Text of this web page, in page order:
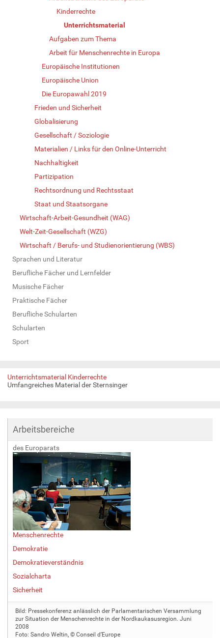
Kinderrechte
Unterrichtsmaterial
Aufgaben zum Thema
Arbeit für Menschenrechte in Europa
Europäische Institutionen
Europäische Union
Die Europawahl 2019
Frieden und Sicherheit
Globalisierung
Gesellschaft / Soziologie
Materialien / Links für den Online-Unterricht
Nachhaltigkeit
Partizipation
Rechtsordnung und Rechtsstaat
Staat und Staatsorgane
Wirtschaft-Arbeit-Gesundheit (WAG)
Welt-Zeit-Gesellschaft (WZG)
Wirtschaft / Berufs- und Studienorientierung (WBS)
Sprachen und Literatur
Berufliche Fächer und Lernfelder
Musische Fächer
Praktische Fächer
Berufliche Schularten
Schularten
Sport
Unterrichtsmaterial Kinderrechte
Umfangreiches Material der Sternsinger
Arbeitsbereiche
des Europarats
Menschenrechte
Demokratie
Demokratieverständnis
Sozialcharta
Sicherheit
Bild: Pressekonferenz anlässlich der Parlamentarischen Versammlung
zur Situation der Menschenrechte in der Nordkaukasusregion. Juni
2008
Foto: Sandro Weltin, © Conseil d’Europe